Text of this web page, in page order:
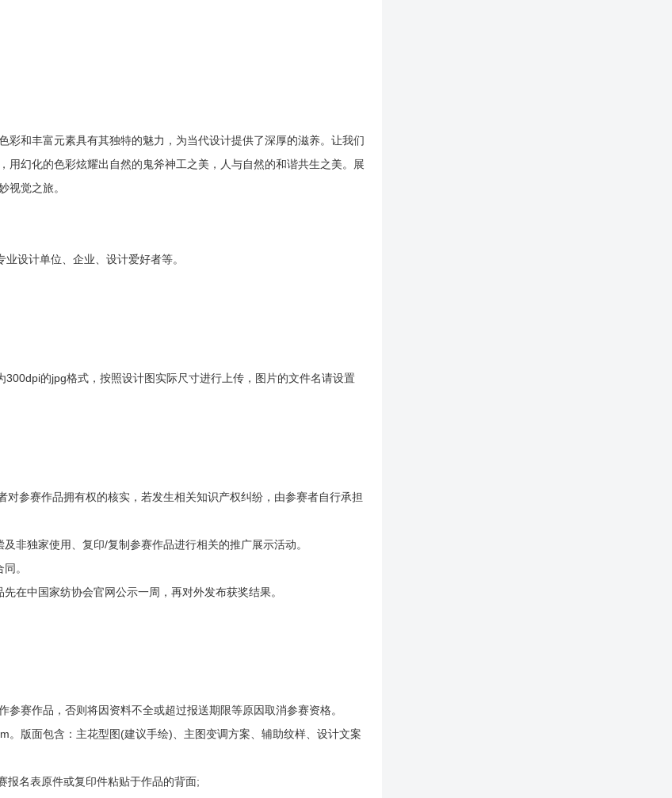
和丰富元素具有其独特的魅力，为当代设计提供了深厚的滋养。让我们
幻化的色彩炫耀出自然的鬼斧神工之美，人与自然的和谐共生之美。展
视觉之旅。
设计单位、企业、设计爱好者等。
的jpg格式，按照设计图实际尺寸进行上传，图片的文件名请设置
参赛作品拥有权的核实，若发生相关知识产权纠纷，由参赛者自行承担
非独家使用、复印/复制参赛作品进行相关的推广展示活动。
。
在中国家纺协会官网公示一周，再对外发布获奖结果。
赛作品，否则将因资料不全或超过报送期限等原因取消参赛资格。
版面包含：主花型图(建议手绘)、主图变调方案、辅助纹样、设计文案
报名表原件或复印件粘贴于作品的背面;